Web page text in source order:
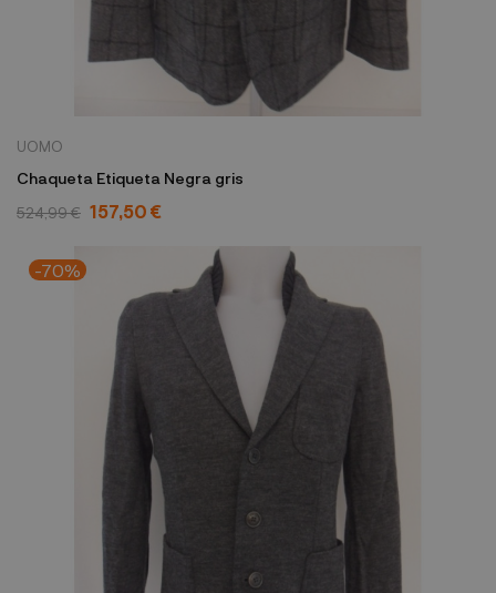
UOMO
Chaqueta Etiqueta Negra gris
524,99 € 157,50 €
-70%